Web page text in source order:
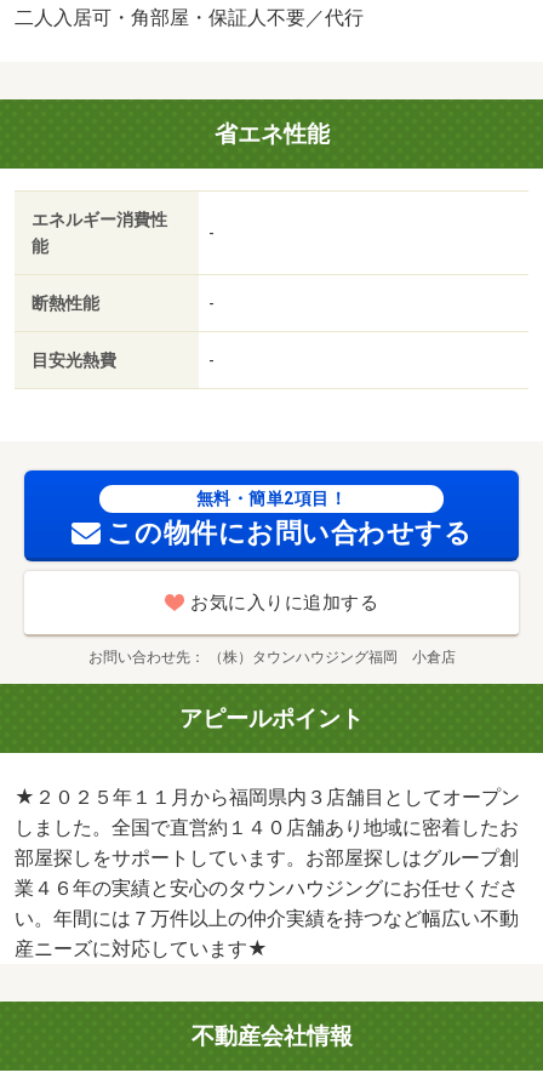
保証加入必須。 機関保証料は月額賃料等総額の３．４％
でお手軽にスムーズな物件探しが可能★掲載しきれない他
の写真もＬＩＮＥでお届けできます★土日祝日対応★・駐
輪場：有/室内清掃費用 49500円/ＩＣロック電池（初
回） 2750円
二人入居可・角部屋・保証人不要／代行
省エネ性能
エネルギー消費性
能
-
断熱性能 -
目安光熱費 -
無料・簡単2項目！
この物件にお問い合わせする
お気に入りに追加する
お問い合わせ先 （株）タウンハウジング福岡 小倉店
アピールポイント
★２０２５年１１月から福岡県内３店舗目としてオープン
しました。全国で直営約１４０店舗あり地域に密着したお
部屋探しをサポートしています。お部屋探しはグループ創
業４６年の実績と安心のタウンハウジングにお任せくださ
い。年間には７万件以上の仲介実績を持つなど幅広い不動
産ニーズに対応しています★
不動産会社情報